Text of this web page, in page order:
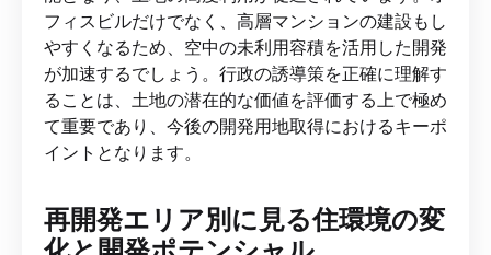
フィスビルだけでなく、高層マンションの建設もし
やすくなるため、空中の未利用容積を活用した開発
が加速するでしょう。行政の誘導策を正確に理解す
ることは、土地の潜在的な価値を評価する上で極め
て重要であり、今後の開発用地取得におけるキーポ
イントとなります。
再開発エリア別に見る住環境の変